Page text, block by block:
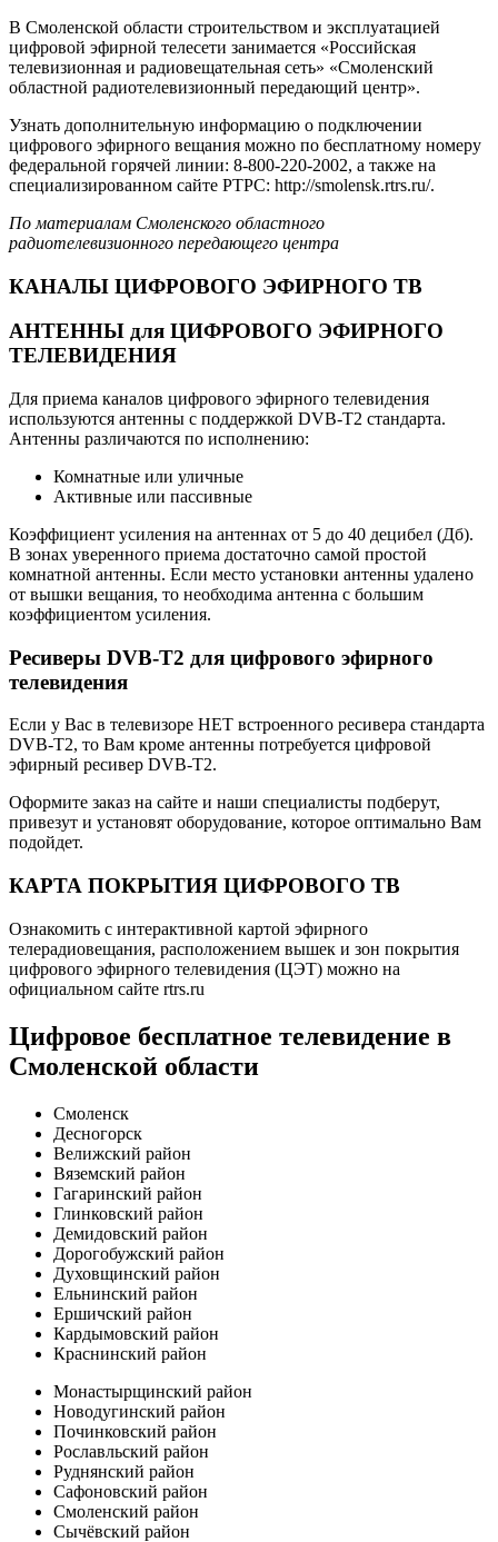
В Смоленской области строительством и эксплуатацией
цифровой эфирной телесети занимается «Российская
телевизионная и радиовещательная сеть» «Смоленский
областной радиотелевизионный передающий центр».
Узнать дополнительную информацию о подключении
цифрового эфирного вещания можно по бесплатному номеру
федеральной горячей линии: 8-800-220-2002, а также на
специализированном сайте РТРС: http://smolensk.rtrs.ru/.
По материалам Смоленского областного
радиотелевизионного передающего центра
КАНАЛЫ ЦИФРОВОГО ЭФИРНОГО ТВ
АНТЕННЫ для ЦИФРОВОГО ЭФИРНОГО
ТЕЛЕВИДЕНИЯ
Для приема каналов цифрового эфирного телевидения
используются антенны с поддержкой DVB-T2 стандарта.
Антенны различаются по исполнению:
Комнатные или уличные
Активные или пассивные
Коэффициент усиления на антеннах от 5 до 40 децибел (Дб).
В зонах уверенного приема достаточно самой простой
комнатной антенны. Если место установки антенны удалено
от вышки вещания, то необходима антенна с большим
коэффициентом усиления.
Ресиверы DVB-T2 для цифрового эфирного
телевидения
Если у Вас в телевизоре НЕТ встроенного ресивера стандарта
DVB-T2, то Вам кроме антенны потребуется цифровой
эфирный ресивер DVB-T2.
Оформите заказ на сайте и наши специалисты подберут,
привезут и установят оборудование, которое оптимально Вам
подойдет.
КАРТА ПОКРЫТИЯ ЦИФРОВОГО ТВ
Ознакомить с интерактивной картой эфирного
телерадиовещания, расположением вышек и зон покрытия
цифрового эфирного телевидения (ЦЭТ) можно на
официальном сайте rtrs.ru
Цифровое бесплатное телевидение в
Смоленской области
Смоленск
Десногорск
Велижский район
Вяземский район
Гагаринский район
Глинковский район
Демидовский район
Дорогобужский район
Духовщинский район
Ельнинский район
Ершичский район
Кардымовский район
Краснинский район
Монастырщинский район
Новодугинский район
Починковский район
Рославльский район
Руднянский район
Сафоновский район
Смоленский район
Сычёвский район